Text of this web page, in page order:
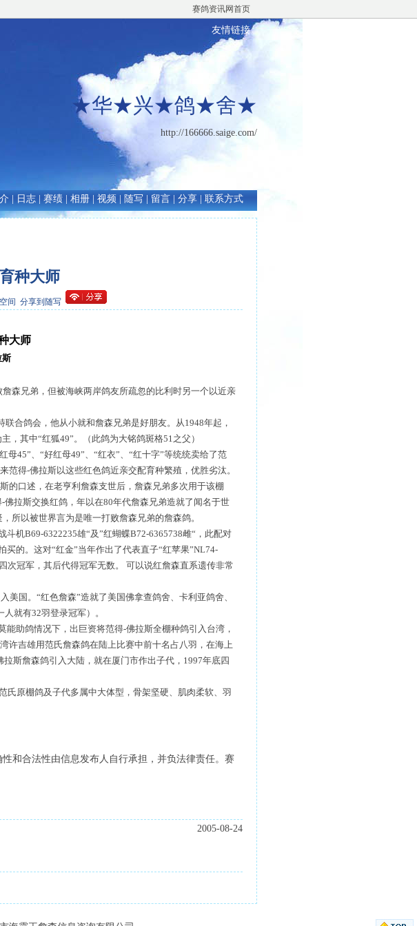
赛鸽资讯网首页
友情链接
★华★兴★鸽★舍★
http://166666.saige.com/
日志 赛绩 相册 视频 随写 留言 分享 联系方式
种大师
间 分享到随写
大师
森兄弟，但被海峡两岸鸽友所疏忽的比利时另一个以近亲
合鸽会，他从小就和詹森兄弟是好朋友。从1948年起，
，其中“红狐49”。（此鸽为大铭鸽斑格51之父）
45”、“好红母49”、“红衣”、“红十字”等统统卖给了范
得-佛拉斯以这些红色鸽近亲交配育种繁殖，优胜劣汰。
的口述，在老亨利詹森支世后，詹森兄弟多次用于该棚
佛拉斯交换红鸽，年以在80年代詹森兄弟造就了闻名于世
所以被世界言为是唯一打败詹森兄弟的詹森鸽。
机B69-6322235雄“及”红蝴蝶B72-6365738雌“，此配对
的。这对“红金”当年作出了代表直子“红苹果”NL74-
次冠军，其后代得冠军无数。 可以说红詹森直系遗传非常
国。“红色詹森”造就了美国佛拿查鸽舍、卡利亚鸽舍、
就有32羽登录冠军）。
助鸽情况下，出巨资将范得-佛拉斯全棚种鸽引入台湾，
许吉雄用范氏詹森鸽在陆上比赛中前十名占八羽，在海上
斯詹森鸽引入大陆，就在厦门市作出子代，1997年底四
原棚鸽及子代多属中大体型，骨架坚硬、肌肉柔软、羽
和合法性由信息发布人自行承担，并负法律责任。赛
2005-08-24